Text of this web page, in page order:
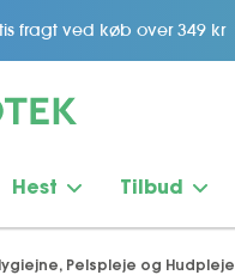
fragt ved køb over 349 kr
Hest Tilbud
Pelspleje og Hudpleje